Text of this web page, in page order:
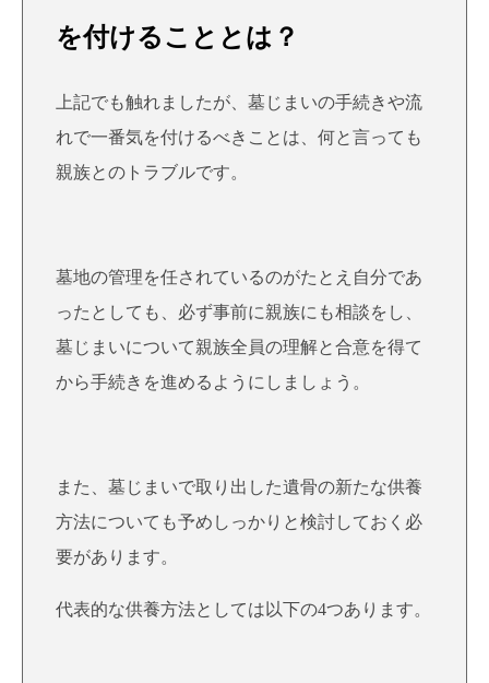
を付けることとは？
上記でも触れましたが、墓じまいの手続きや流
れで一番気を付けるべきことは、何と言っても
親族とのトラブルです。
墓地の管理を任されているのがたとえ自分であ
ったとしても、必ず事前に親族にも相談をし、
墓じまいについて親族全員の理解と合意を得て
から手続きを進めるようにしましょう。
また、墓じまいで取り出した遺骨の新たな供養
方法についても予めしっかりと検討しておく必
要があります。
代表的な供養方法としては以下の4つあります。